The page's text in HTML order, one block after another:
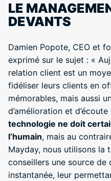
LE
DEVANTS
Damien Popote, CEO et
exprimé sur le sujet : «
relation client est un
fidéliser leurs clients en
mémorables, mais aussi
d’amélioration et
technologie ne doit
l’humain, mais au
Mayday, nous utilisons
conseillers une source de
instantanée, leur